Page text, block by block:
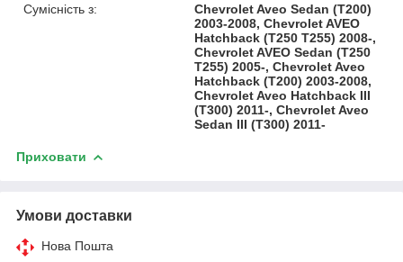
Сумісність з:
Chevrolet Aveo Sedan (T200)
2003-2008, Chevrolet AVEO
Hatchback (T250 T255) 2008-,
Chevrolet AVEO Sedan (T250
T255) 2005-, Chevrolet Aveo
Hatchback (T200) 2003-2008,
Chevrolet Aveo Hatchback III
(T300) 2011-, Chevrolet Aveo
Sedan III (T300) 2011-
Приховати
Умови доставки
Нова Пошта